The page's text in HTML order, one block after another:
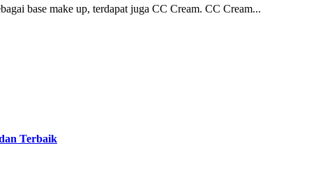
base make up, terdapat juga CC Cream. CC Cream...
Terbaik